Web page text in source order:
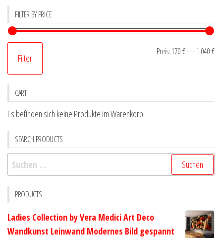
FILTER BY PRICE
Filter
Preis: 170 €— 1.040 €
CART
Es befinden sich keine Produkte im Warenkorb.
SEARCH PRODUCTS
Suchen
nach:
PRODUCTS
Ladies Collection by Vera Medici Art Deco
Wandkunst Leinwand Modernes Bild gespannt